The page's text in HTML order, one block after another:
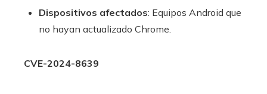
Dispositivos afectados: Equipos Android que
no hayan actualizado Chrome.
CVE-2024-8639